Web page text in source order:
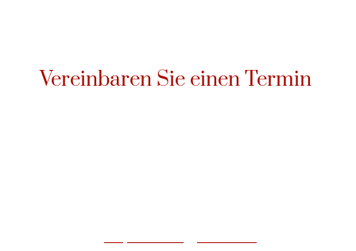
Vereinbaren Sie einen Termin